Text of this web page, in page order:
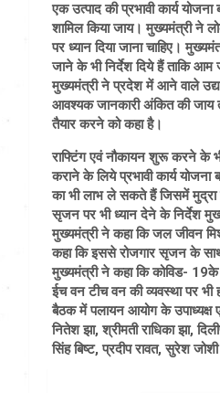
एक उत्पाद की प्रभावी कार्य
शामिल किया जाय। मुख्यमंत्री ने
पर ध्यान दिया जाना चाहिए।
जाने के भी निर्देश दिये हैं ताकि आम
मुख्यमंत्री ने प्रदेश में आने वाले
आवश्यक जानकारी अंकित की जाय
तैयार करने को कहा है।
राफ्टिंग एवं नौकायन शुरू करने के
कराने के लिये प्रभावी कार्य
का भी लाभ ले सकते हैं जिसमें मुद्रा
सृजन पर भी ध्यान देने के निर्देश
मुख्यमंत्री ने कहा कि जल जीवन
कहा कि इससे रोजगार सृजन के साथ
मुख्यमंत्री ने कहा कि कोविड- 19के
ईच वन टीच वन की व्यवस्था पर भी
बैठक में पलायन आयोग के उपाध्यक्ष
नितेश झा, श्रीमती राधिका झा,
सिंह बिष्ट, प्रदीप रावत, सुरेश